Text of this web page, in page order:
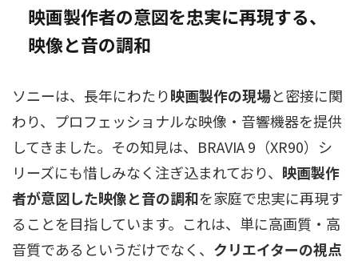
映画製作者の意図を忠実に再現する、
映像と音の調和
ソニーは、長年にわたり映画製作の現場と密接に関
わり、プロフェッショナルな映像・音響機器を提供
してきました。その知見は、BRAVIA 9（XR90）シ
リーズにも惜しみなく注ぎ込まれており、 映画製作
者が意図した映像と音の調和を家庭で忠実に再現す
ることを目指しています。これは、単に高画質・高
音質であるというだけでなく、 クリエイターの視点